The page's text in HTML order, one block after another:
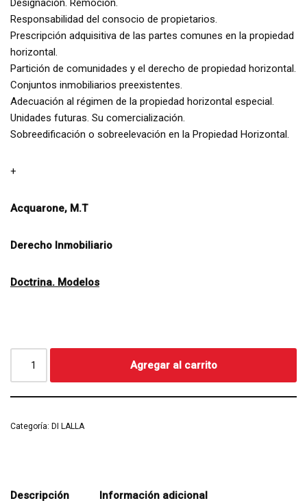
Designación. Remoción.
Responsabilidad del consocio de propietarios.
Prescripción adquisitiva de las partes comunes en la propiedad
horizontal.
Partición de comunidades y el derecho de propiedad horizontal.
Conjuntos inmobiliarios preexistentes.
Adecuación al régimen de la propiedad horizontal especial.
Unidades futuras. Su comercialización.
Sobreedificación o sobreelevación en la Propiedad Horizontal.
+
Acquarone, M.T
Derecho Inmobiliario
Doctrina. Modelos
Agregar al carrito
Categoría: DI LALLA
Descripción Información adicional